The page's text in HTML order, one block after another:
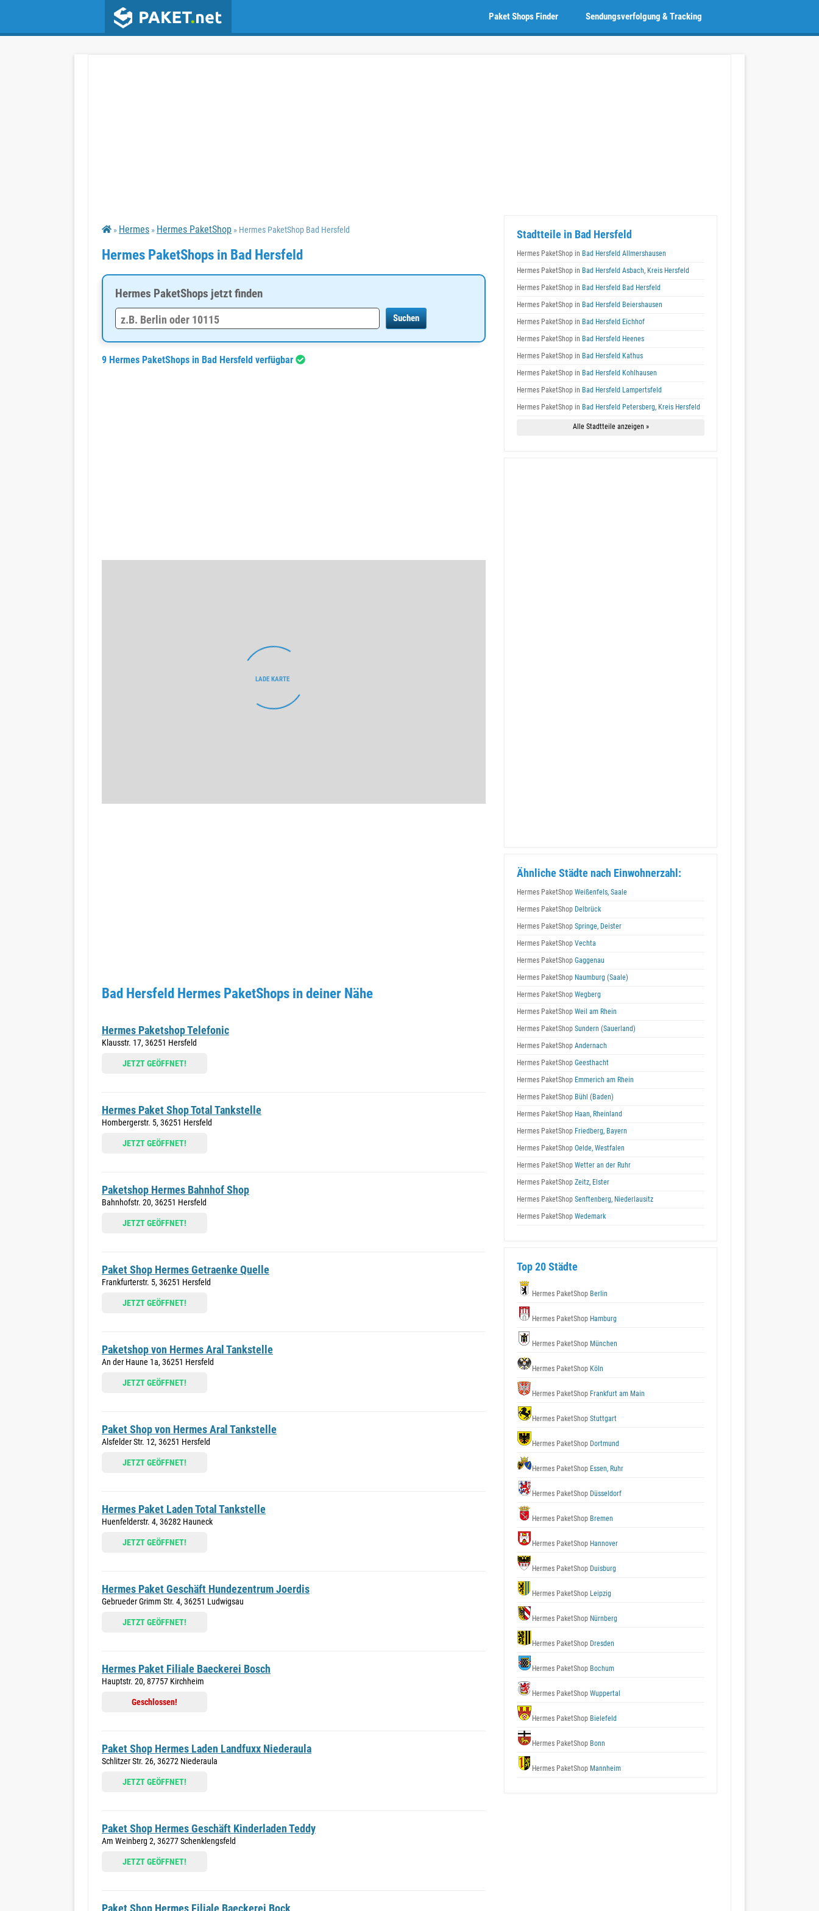
Sendungsverfolgung & Tracking
Paket Shops Finder
» Hermes » Hermes PaketShop » Hermes PaketShop Bad Hersfeld
Hermes PaketShops in Bad Hersfeld
Hermes PaketShops jetzt finden
9 Hermes PaketShops in Bad Hersfeld verfügbar
Bad Hersfeld Hermes PaketShops in deiner Nähe
Hermes Paketshop Telefonic
Klausstr. 17, 36251 Hersfeld
JETZT GEÖFFNET!
Hermes Paket Shop Total Tankstelle
Hombergerstr. 5, 36251 Hersfeld
JETZT GEÖFFNET!
Paketshop Hermes Bahnhof Shop
Bahnhofstr. 20, 36251 Hersfeld
JETZT GEÖFFNET!
Paket Shop Hermes Getraenke Quelle
Frankfurterstr. 5, 36251 Hersfeld
JETZT GEÖFFNET!
Paketshop von Hermes Aral Tankstelle
An der Haune 1a, 36251 Hersfeld
JETZT GEÖFFNET!
Paket Shop von Hermes Aral Tankstelle
Alsfelder Str. 12, 36251 Hersfeld
JETZT GEÖFFNET!
Hermes Paket Laden Total Tankstelle
Huenfelderstr. 4, 36282 Hauneck
JETZT GEÖFFNET!
Hermes Paket Geschäft Hundezentrum Joerdis
Gebrueder Grimm Str. 4, 36251 Ludwigsau
JETZT GEÖFFNET!
Hermes Paket Filiale Baeckerei Bosch
Hauptstr. 20, 87757 Kirchheim
Geschlossen!
Paket Shop Hermes Laden Landfuxx Niederaula
Schlitzer Str. 26, 36272 Niederaula
JETZT GEÖFFNET!
Paket Shop Hermes Geschäft Kinderladen Teddy
Am Weinberg 2, 36277 Schenklengsfeld
JETZT GEÖFFNET!
Paket Shop Hermes Filiale Baeckerei Bock
Stadtteile in Bad Hersfeld
Hermes PaketShop in Bad Hersfeld Allmershausen
Hermes PaketShop in Bad Hersfeld Asbach, Kreis Hersfeld
Hermes PaketShop in Bad Hersfeld Bad Hersfeld
Hermes PaketShop in Bad Hersfeld Beiershausen
Hermes PaketShop in Bad Hersfeld Eichhof
Hermes PaketShop in Bad Hersfeld Heenes
Hermes PaketShop in Bad Hersfeld Kathus
Hermes PaketShop in Bad Hersfeld Kohlhausen
Hermes PaketShop in Bad Hersfeld Lampertsfeld
Hermes PaketShop in Bad Hersfeld Petersberg, Kreis Hersfeld
Alle Stadtteile anzeigen »
Ähnliche Städte nach Einwohnerzahl:
Hermes PaketShop Weißenfels, Saale
Hermes PaketShop Delbrück
Hermes PaketShop Springe, Deister
Hermes PaketShop Vechta
Hermes PaketShop Gaggenau
Hermes PaketShop Naumburg (Saale)
Hermes PaketShop Wegberg
Hermes PaketShop Weil am Rhein
Hermes PaketShop Sundern (Sauerland)
Hermes PaketShop Andernach
Hermes PaketShop Geesthacht
Hermes PaketShop Emmerich am Rhein
Hermes PaketShop Bühl (Baden)
Hermes PaketShop Haan, Rheinland
Hermes PaketShop Friedberg, Bayern
Hermes PaketShop Oelde, Westfalen
Hermes PaketShop Wetter an der Ruhr
Hermes PaketShop Zeitz, Elster
Hermes PaketShop Senftenberg, Niederlausitz
Hermes PaketShop Wedemark
Top 20 Städte
Hermes PaketShop Berlin
Hermes PaketShop Hamburg
Hermes PaketShop München
Hermes PaketShop Köln
Hermes PaketShop Frankfurt am Main
Hermes PaketShop Stuttgart
Hermes PaketShop Dortmund
Hermes PaketShop Essen, Ruhr
Hermes PaketShop Düsseldorf
Hermes PaketShop Bremen
Hermes PaketShop Hannover
Hermes PaketShop Duisburg
Hermes PaketShop Leipzig
Hermes PaketShop Nürnberg
Hermes PaketShop Dresden
Hermes PaketShop Bochum
Hermes PaketShop Wuppertal
Hermes PaketShop Bielefeld
Hermes PaketShop Bonn
Hermes PaketShop Mannheim